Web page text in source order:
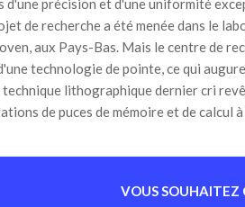
d'une précision et d'une uniformité
de recherche a été menée dans le
aux Pays-Bas. Mais le centre de
technologie de pointe, ce qui
lithographique dernier cri
de puces de mémoire et de calcul
VOUS SOUHAITEZ